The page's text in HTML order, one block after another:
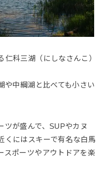
科三湖（にしなさんこ）
や中綱湖と比べても小さい
ツが盛んで、SUPやカヌ
くにはスキーで有名な白馬
スポーツやアウトドアを楽